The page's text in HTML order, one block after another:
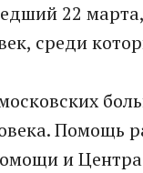
22
среди
Помощь
и